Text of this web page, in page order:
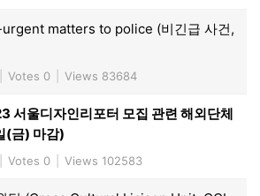
matters to police (비긴급 사건,
Votes 0 Views 83684
서울디자인리포터 모집 관련 해외단체
(금) 마감)
Votes 0 Views 102583